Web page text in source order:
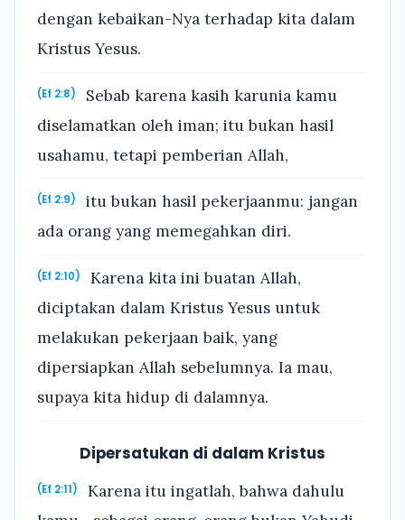
dengan kebaikan-Nya terhadap kita dalam
Kristus Yesus.
(Ef 2:8)
Sebab karena kasih karunia kamu
diselamatkan oleh iman; itu bukan hasil
usahamu, tetapi pemberian Allah,
(Ef 2:9)
itu bukan hasil pekerjaanmu: jangan
ada orang yang memegahkan diri.
(Ef 2:10)
Karena kita ini buatan Allah,
diciptakan dalam Kristus Yesus untuk
melakukan pekerjaan baik, yang
dipersiapkan Allah sebelumnya. Ia mau,
supaya kita hidup di dalamnya.
Dipersatukan di dalam Kristus
(Ef 2:11)
Karena itu ingatlah, bahwa dahulu